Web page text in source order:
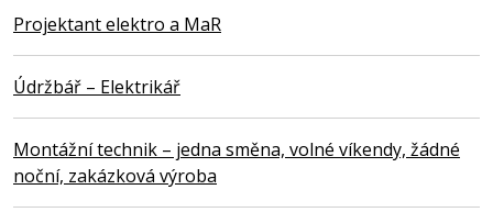
Projektant elektro a MaR
Údržbář – Elektrikář
Montážní technik – jedna směna, volné víkendy, žádné
noční, zakázková výroba